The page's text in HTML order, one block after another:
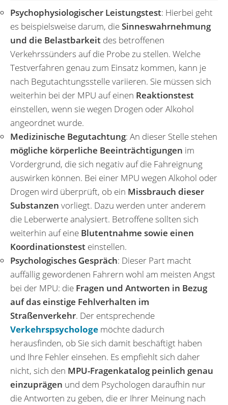
Psychophysiologischer Leistungstest: Hierbei geht
es beispielsweise darum, dieSinneswahrnehmung
und die Belastbarkeit des betroffenen
Verkehrssünders auf die Probe zu stellen. Welche
Testverfahren genau zum Einsatz kommen, kann je
nach Begutachtungsstelle variieren. Sie müssen sich
weiterhin bei der MPU auf einen Reaktionstest
einstellen, wenn sie wegen Drogen oder Alkohol
angeordnet wurde.
Medizinische Begutachtung: An dieser Stelle stehen
mögliche körperliche Beeinträchtigungen im
Vordergrund, die sich negativ auf die Fahreignung
auswirken können. Bei einer MPU wegen Alkohol oder
Drogen wird überprüft, ob ein Missbrauch dieser
Substanzen vorliegt. Dazu werden unter anderem
die Leberwerte analysiert. Betroffene sollten sich
weiterhin auf eine Blutentnahme sowie einen
Koordinationstest einstellen.
Psychologisches Gespräch: Dieser Part macht
auffällig gewordenen Fahrern wohl am meisten Angst
bei der MPU: die Fragen und Antworten in Bezug
auf das einstige Fehlverhalten im
Straßenverkehr. Der entsprechende
Verkehrspsychologe möchte dadurch
herausfinden, ob Sie sich damit beschäftigt haben
und Ihre Fehler einsehen. Es empfiehlt sich daher
nicht, sich den MPU-Fragenkatalog peinlich genau
einzuprägen und dem Psychologen daraufhin nur
die Antworten zu geben, die er Ihrer Meinung nach